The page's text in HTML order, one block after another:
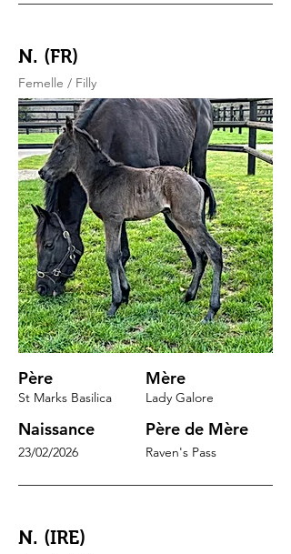
N. (FR)
Femelle / Filly
Père
St Marks Basilica
Naissance
23/02/2026
Mère
Lady Galore
Père de Mère
Raven's Pass
N. (IRE)